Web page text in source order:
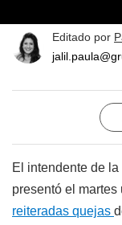
Editado por
El intendente de
presentó el martes
reiteradas quejas